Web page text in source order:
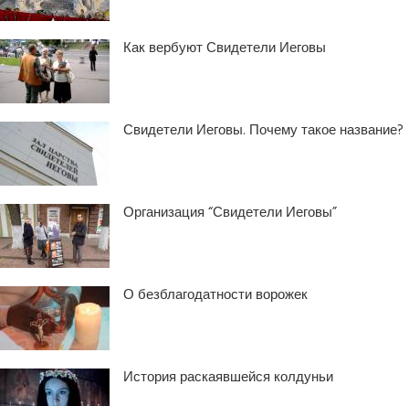
Как вербуют Свидетели Иеговы
Свидетели Иеговы. Почему такое название?
Организация “Свидетели Иеговы”
О безблагодатности ворожек
История раскаявшейся колдуньи